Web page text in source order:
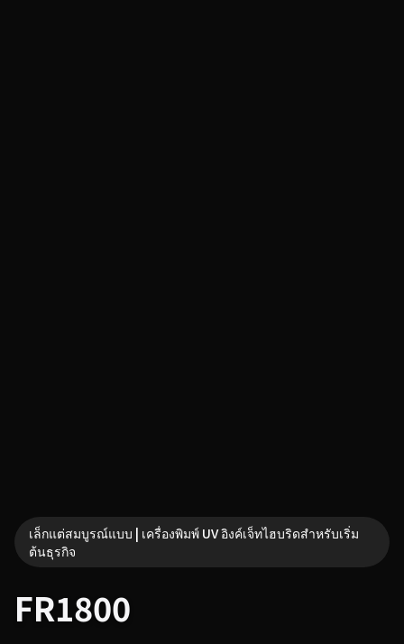
เล็กแต่สมบูรณ์แบบ | เครื่องพิมพ์ UV อิงค์เจ็ทไฮบริดสำหรับเริ่ม
ต้นธุรกิจ
FR1800